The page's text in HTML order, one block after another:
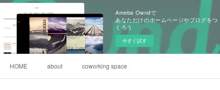
Ameba Owndで
あなただけのホームページやブログをつ
くろう
今すぐ試す
HOME about coworking space